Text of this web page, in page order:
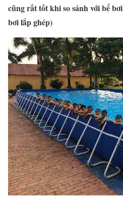
cũng rất tốt khi so sánh với bể
bơi lắp ghép)